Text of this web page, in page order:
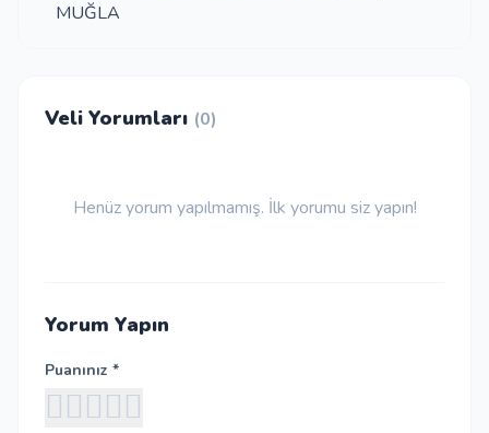
MUĞLA
Veli Yorumları (0)
Henüz yorum yapılmamış. İlk yorumu siz yapın!
Yorum Yapın
Puanınız *